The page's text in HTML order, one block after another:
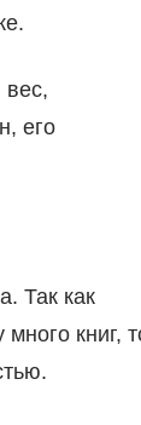
вес,
его
Так как
книг,